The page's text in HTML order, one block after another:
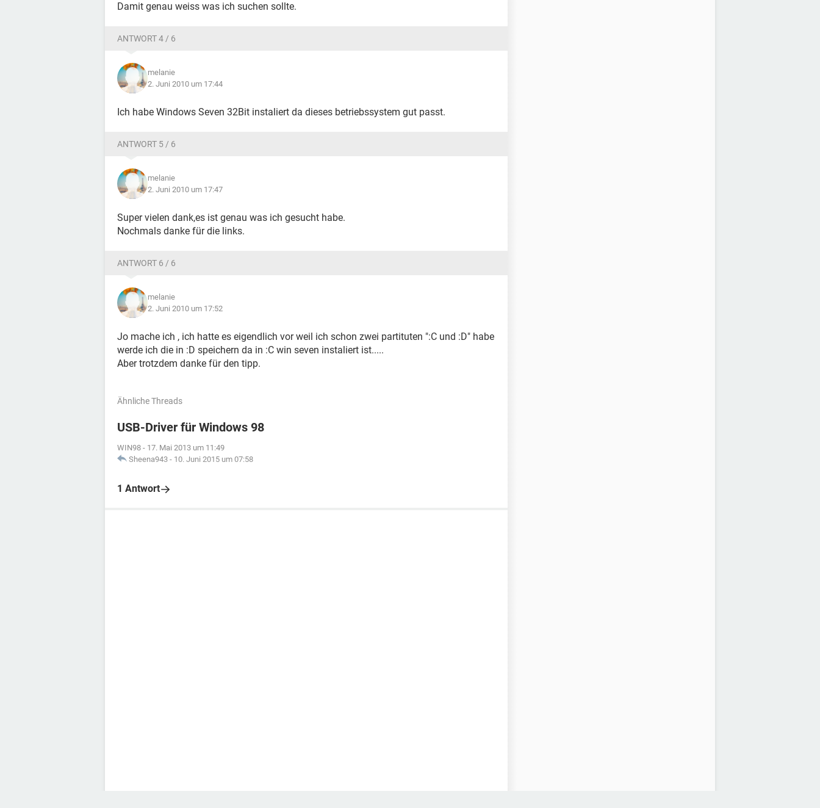
Damit genau weiss was ich suchen sollte.
ANTWORT 4 / 6
melanie
2. Juni 2010 um 17:44
Ich habe Windows Seven 32Bit instaliert da dieses betriebssystem gut passt.
ANTWORT 5 / 6
melanie
2. Juni 2010 um 17:47
Super vielen dank,es ist genau was ich gesucht habe.
Nochmals danke für die links.
ANTWORT 6 / 6
melanie
2. Juni 2010 um 17:52
Jo mache ich , ich hatte es eigendlich vor weil ich schon zwei partituten ":C und :D" habe
werde ich die in :D speichern da in :C win seven instaliert ist.....
Aber trotzdem danke für den tipp.
Ähnliche Threads
USB-Driver für Windows 98
WIN98 - 17. Mai 2013 um 11:49
Sheena943 - 10. Juni 2015 um 07:58
1 Antwort